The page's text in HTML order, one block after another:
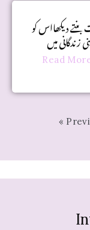
دیکھااس کو
زندگانی میں
Read
«